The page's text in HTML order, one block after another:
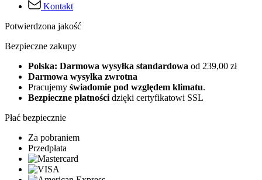
Kontakt
Potwierdzona jakość
Bezpieczne zakupy
Polska: Darmowa wysyłka standardowa od 239,00 zł
Darmowa wysyłka zwrotna
Pracujemy świadomie pod względem klimatu.
Bezpieczne płatności dzięki certyfikatowi SSL
Płać bezpiecznie
Za pobraniem
Przedpłata